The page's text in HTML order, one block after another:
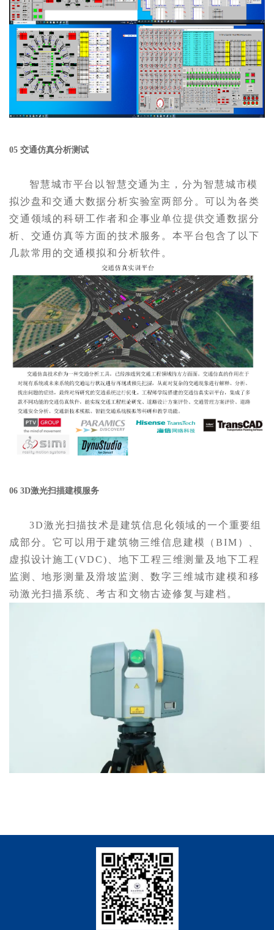
05 交通仿真分析测试
智慧城市平台以智慧交通为主，分为智慧城市模
拟沙盘和交通大数据分析实验室两部分。可以为各类
交通领域的科研工作者和企事业单位提供交通数据分
析、交通仿真等方面的技术服务。本平台包含了以下
几款常用的交通模拟和分析软件。
06 3D激光扫描建模服务
3D激光扫描技术是建筑信息化领域的一个重要组
成部分。它可以用于建筑物三维信息建模（BIM）、
虚拟设计施工(VDC)、地下工程三维测量及地下工程
监测、地形测量及滑坡监测、数字三维城市建模和移
动激光扫描系统、考古和文物古迹修复与建档。